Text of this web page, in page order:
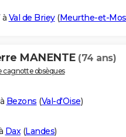
à Val de Briey(Meurthe-et-
MANENTE (74 ans)
cagnotte obsèques
Bezons (Val-d'Oise)
Dax (Landes)